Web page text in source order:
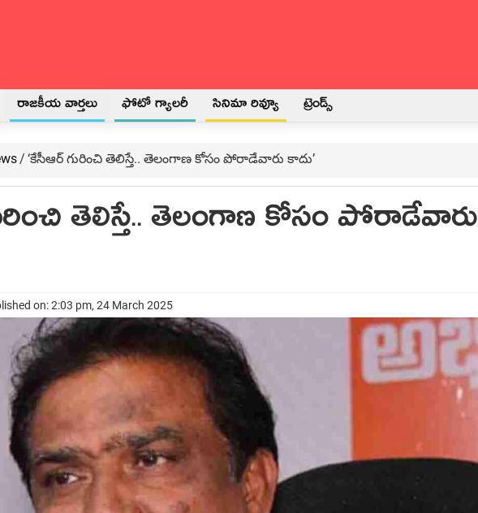
రాజకీయ వార్తలు ఫోటో గ్యాలరీ సినిమా రివ్యూ ట్రెండ్స్
/ ‘కేసీఆర్ గురించి తెలిస్తే.. తెలంగాణ కోసం పోరాడేవారు కాదు’
తెలిస్తే.. తెలంగాణ కోసం పోరాడేవారు
on: 2:03 pm, 24 March 2025